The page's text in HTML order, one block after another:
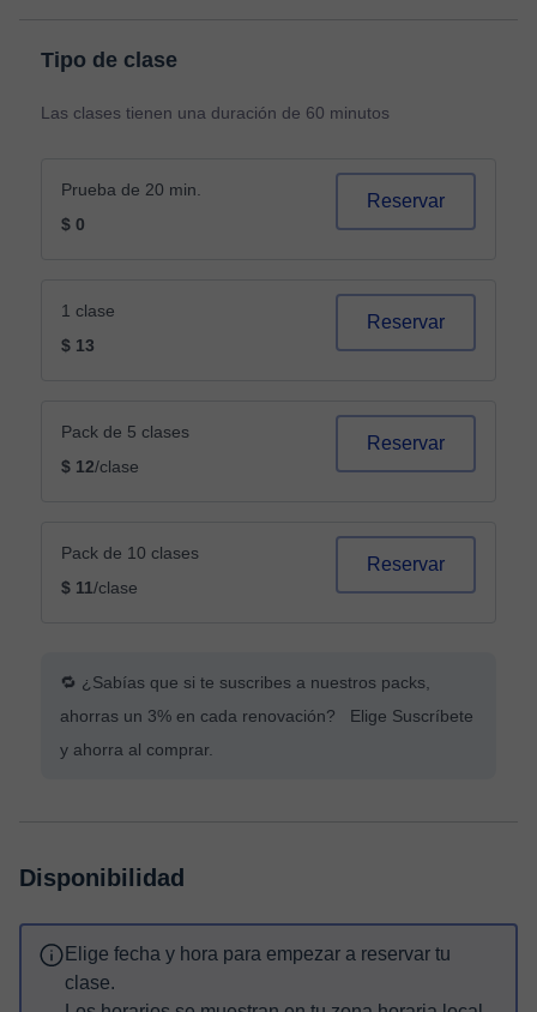
Tipo de clase
Las clases tienen una duración de 60 minutos
Prueba de 20 min.
$ 0
Reservar
1 clase
$ 13
Reservar
Pack de 5 clases
$ 12/clase
Reservar
Pack de 10 clases
$ 11/clase
Reservar
🔁 ¿Sabías que si te suscribes a nuestros packs,
ahorras un 3% en cada renovación? Elige Suscríbete
y ahorra al comprar.
Disponibilidad
Elige fecha y hora para empezar a reservar tu
clase.